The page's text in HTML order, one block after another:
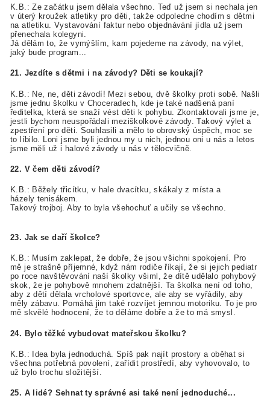
K.B.: Ze začátku jsem dělala všechno. Teď už jsem si nechala jen
v úterý kroužek atletiky pro děti, takže odpoledne chodím s dětmi
na atletiku. Vystavování faktur nebo objednávání jídla už jsem
přenechala kolegyni.
Já dělám to, že vymýšlím, kam pojedeme na závody, na výlet,
jaký bude program...
21. Jezdíte s dětmi i na závody? Děti se koukají?
K.B.: Ne, ne, děti závodí! Mezi sebou, dvě školky proti sobě. Našli
jsme jednu školku v Choceradech, kde je také nadšená paní
ředitelka, která se snaží vést děti k pohybu. Zkontaktovali jsme je,
jestli bychom neuspořádali meziškolkové závody. Takový výlet a
zpestření pro děti. Souhlasili a mělo to obrovský úspěch, moc se
to líbilo. Loni jsme byli jednou my u nich, jednou oni u nás a letos
jsme měli už i halové závody u nás v tělocvičně.
22. V čem děti závodí?
K.B.: Běžely třicítku, v hale dvacítku, skákaly z místa a
házely tenisákem.
Takový trojboj. Aby to byla všehochuť a učily se všechno.
23. Jak se daří školce?
K.B.: Musím zaklepat, že dobře, že jsou všichni spokojení. Pro
mě je strašně příjemné, když nám rodiče říkají, že si jejich pediatr
po roce navštěvování naší školky všiml, že dítě udělalo pohybový
skok, že je pohybově mnohem zdatnější. Ta školka není od toho,
aby z dětí dělala vrcholové sportovce, ale aby se vyřádily, aby
měly zábavu. Pomáhá jim také rozvíjet jemnou motoriku. To je pro
mě skvělé hodnocení, že to děláme dobře a že to má smysl.
24. Bylo těžké vybudovat mateřskou školku?
K.B.: Idea byla jednoduchá. Spíš pak najít prostory a oběhat si
všechna potřebná povolení, zařídit prostředí, aby vyhovovalo, to
už bylo trochu složitější.
25. A lidé? Sehnat ty správné asi také není jednoduché...